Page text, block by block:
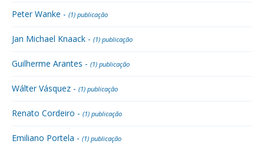
Peter Wanke - (1) publicação
Jan Michael Knaack - (1) publicação
Guilherme Arantes - (1) publicação
Wálter Vásquez - (1) publicação
Renato Cordeiro - (1) publicação
Emiliano Portela - (1) publicação